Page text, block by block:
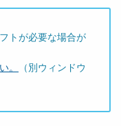
トが必要な場合が
。
（別ウィンドウ